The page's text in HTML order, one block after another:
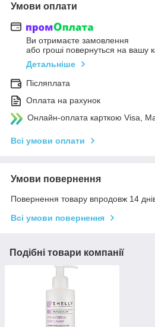
Умови оплати
Ви отримаєте замовлення
або гроші повернуться на вашу
Детальніше
Післяплата
Оплата на рахунок
Онлайн-оплата карткою Visa,
Всі умови оплати
Умови повернення
Повернення товару впродовж 14
Всі умови повернення
Подібні товари компанії